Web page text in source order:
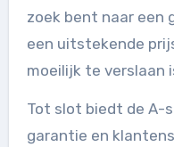
zoek bent naar een
een uitstekende
moeilijk te verslaan
Tot slot biedt de A-
garantie en